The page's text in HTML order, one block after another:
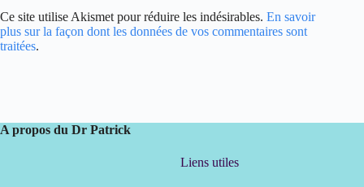
Ce site utilise Akismet pour réduire les indésirables. En savoir
plus sur la façon dont les données de vos commentaires sont
traitées.
A propos du Dr Patrick
Liens utiles